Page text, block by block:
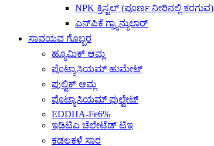
NPK ಕ್ರಿಸ್ಟಲ್ (ಪೂರ್ಣ ನೀರಿನಲ್ಲಿ ಕರಗುವ)
ಎನ್‌ಪಿಕೆ ಗ್ರ್ಯಾನ್ಯುಲಾರ್
ಸಾವಯವ ಗೊಬ್ಬರ
ಹ್ಯೂಮಿಕ್ ಆಮ್ಲ
ಪೊಟ್ಯಾಸಿಯಮ್ ಹುಮೇಟ್
ಫುಲ್ವಿಕ್ ಆಮ್ಲ
ಪೊಟ್ಯಾಸಿಯಮ್ ಫುಲ್ವೇಟ್
EDDHA-Fe6%
ಇಡಿಟಿಎ ಚೆಲೇಟೆಡ್ ಟಿಇ
ಕಡಲಕಳೆ ಸಾರ